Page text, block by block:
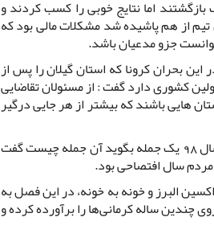
اما نتایج خوبی را کسب کردند و
تیم از هم پاشیده شد مشکلات مالی بود که
جزو مدعیان باشد.
بحران کرونا که استان گیلان را پس از
کشوری دارد گفت : از مسئولان تقاضایی
هایی باشند که بیشتر از هر جایی درگیر
بزرگ در پاسخ به اینکه اگر بخواهد در مورد سال 98 یک جمله بگوید آن جمله چیست گفت
البرز و خونه به خونه، در این فصل به
چندین ساله کرمانی‌ها را برآورده کرده و